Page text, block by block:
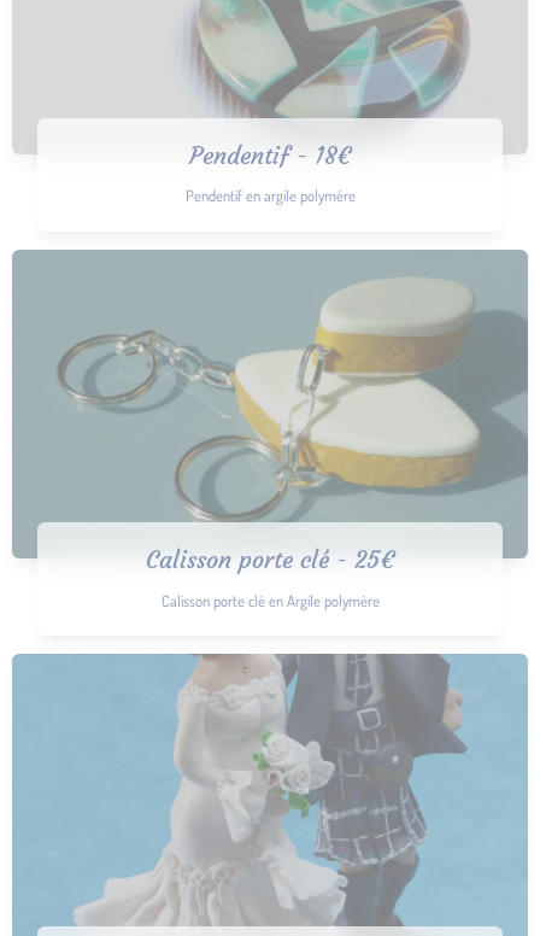
Pendentif - 18€
Pendentif en argile polymère
Calisson porte clé - 25€
Calisson porte clé en Argile polymère